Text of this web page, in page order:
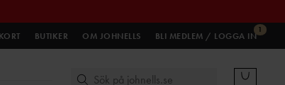
BUTIKER OM JOHNELLS
1
BLI MEDLEM / LOGGA IN